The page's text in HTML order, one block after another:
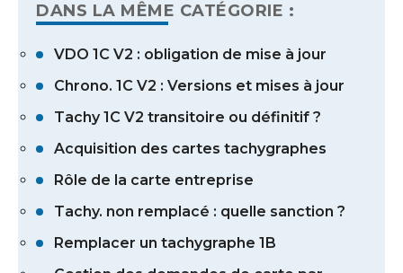
Mot de passe oublié
DANS LA MÊME CATÉGORIE :
VDO 1C V2 : obligation de mise à jour
Chrono. 1C V2 : Versions et mises à jour
Tachy 1C V2 transitoire ou définitif ?
Acquisition des cartes tachygraphes
Rôle de la carte entreprise
Tachy. non remplacé : quelle sanction ?
Remplacer un tachygraphe 1B